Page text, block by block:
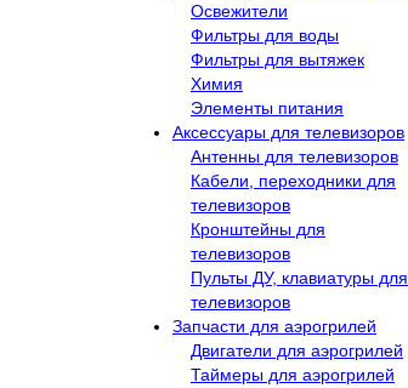
Освежители
Фильтры для воды
Фильтры для вытяжек
Химия
Элементы питания
Аксессуары для телевизоров
Антенны для телевизоров
Кабели, переходники для
телевизоров
Кронштейны для
телевизоров
Пульты ДУ, клавиатуры для
телевизоров
Запчасти для аэрогрилей
Двигатели для аэрогрилей
Таймеры для аэрогрилей